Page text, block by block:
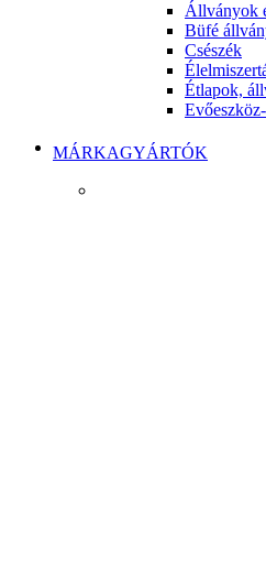
Állványok
Büfé
Csészék
Étlapok,
MÁRKAGYÁRTÓK